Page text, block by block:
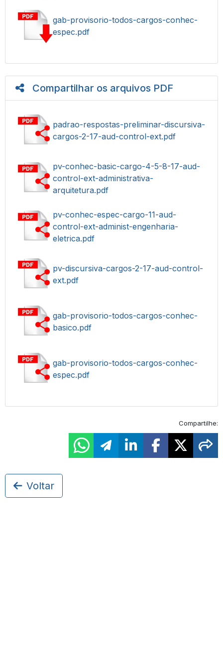
gab-provisorio-todos-cargos-conhec-
espec.pdf
Compartilhar os arquivos PDF
padrao-respostas-preliminar-discursiva-
cargos-2-17-aud-control-ext.pdf
pv-conhec-basic-cargo-4-5-8-17-aud-
control-ext-administrativa-
arquitetura.pdf
pv-conhec-espec-cargo-11-aud-
control-ext-administ-engenharia-
eletrica.pdf
pv-discursiva-cargos-2-17-aud-control-
ext.pdf
gab-provisorio-todos-cargos-conhec-
basico.pdf
gab-provisorio-todos-cargos-conhec-
espec.pdf
Compartilhe:
Voltar